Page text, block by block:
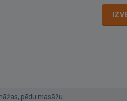
pēdu masāžu.